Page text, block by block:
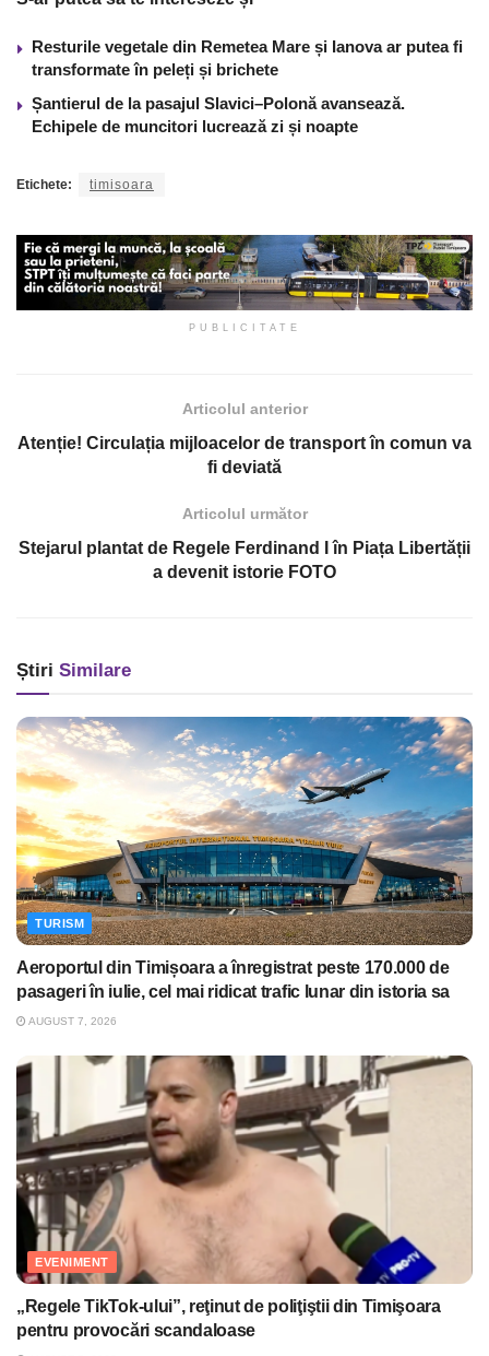
Resturile vegetale din Remetea Mare și Ianova ar putea fi
transformate în peleți și brichete
Șantierul de la pasajul Slavici–Polonă avansează.
Echipele de muncitori lucrează zi și noapte
Etichete: timisoara
PUBLICITATE
Articolul anterior
Atenție! Circulația mijloacelor de transport în comun va
fi deviată
Articolul următor
Stejarul plantat de Regele Ferdinand I în Piața Libertății
a devenit istorie FOTO
Știri Similare
TURISM
Aeroportul din Timișoara a înregistrat peste 170.000 de
pasageri în iulie, cel mai ridicat trafic lunar din istoria sa
AUGUST 7, 2026
EVENIMENT
„Regele TikTok-ului”, reţinut de poliţiştii din Timişoara
pentru provocări scandaloase